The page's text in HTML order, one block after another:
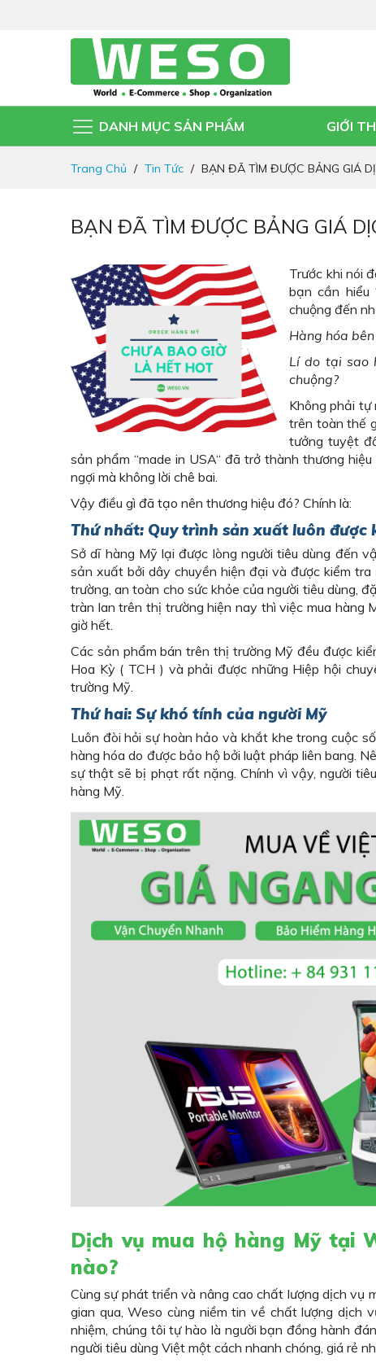
DANH MỤC SẢN PHẨM GIỚI
Trang Chủ Tin Tức BẠN ĐÃ TÌM ĐƯỢC BẢNG GIÁ
BẠN ĐÃ TÌM ĐƯỢC BẢNG GIÁ
Trước khi nói
bạn cần hiểu
chuộng đến
Hàng hóa
Lí do tại sao
chuộng?
Không phải tự
trên toàn thế
tưởng tuyệt
sản phẩm “made in USA“ đã trở thành thương
ngợi mà không lời chê bai.
Vậy điều gì đã tạo nên thương hiệu đó? Chính là:
Thứ nhất: Quy trình sản xuất luôn được
Sở dĩ hàng Mỹ lại được lòng người tiêu dùng đến
sản xuất bởi dây chuyền hiện đại và được kiểm
trường, an toàn cho sức khỏe của người tiêu dùng,
tràn lan trên thị trường hiện nay thì việc mua hàng
giờ hết.
Các sản phẩm bán trên thị trường Mỹ đều được
Hoa Kỳ ( TCH ) và phải được những Hiệp hội
trường Mỹ.
Thứ hai: Sự khó tính của người Mỹ
Luôn đòi hỏi sự hoàn hảo và khắt khe trong cuộc
hàng hóa do được bảo hộ bởi luật pháp liên bang.
sự thật sẽ bị phạt rất nặng. Chính vì vậy, người
hàng Mỹ.
Dịch vụ mua hộ hàng Mỹ tại
nào?
Cùng sự phát triển và nâng cao chất lượng dịch vụ
gian qua, Weso cùng niềm tin về chất lượng dịch
nhiệm, chúng tôi tự hào là người bạn đồng hành
người tiêu dùng Việt một cách nhanh chóng, giá rẻ